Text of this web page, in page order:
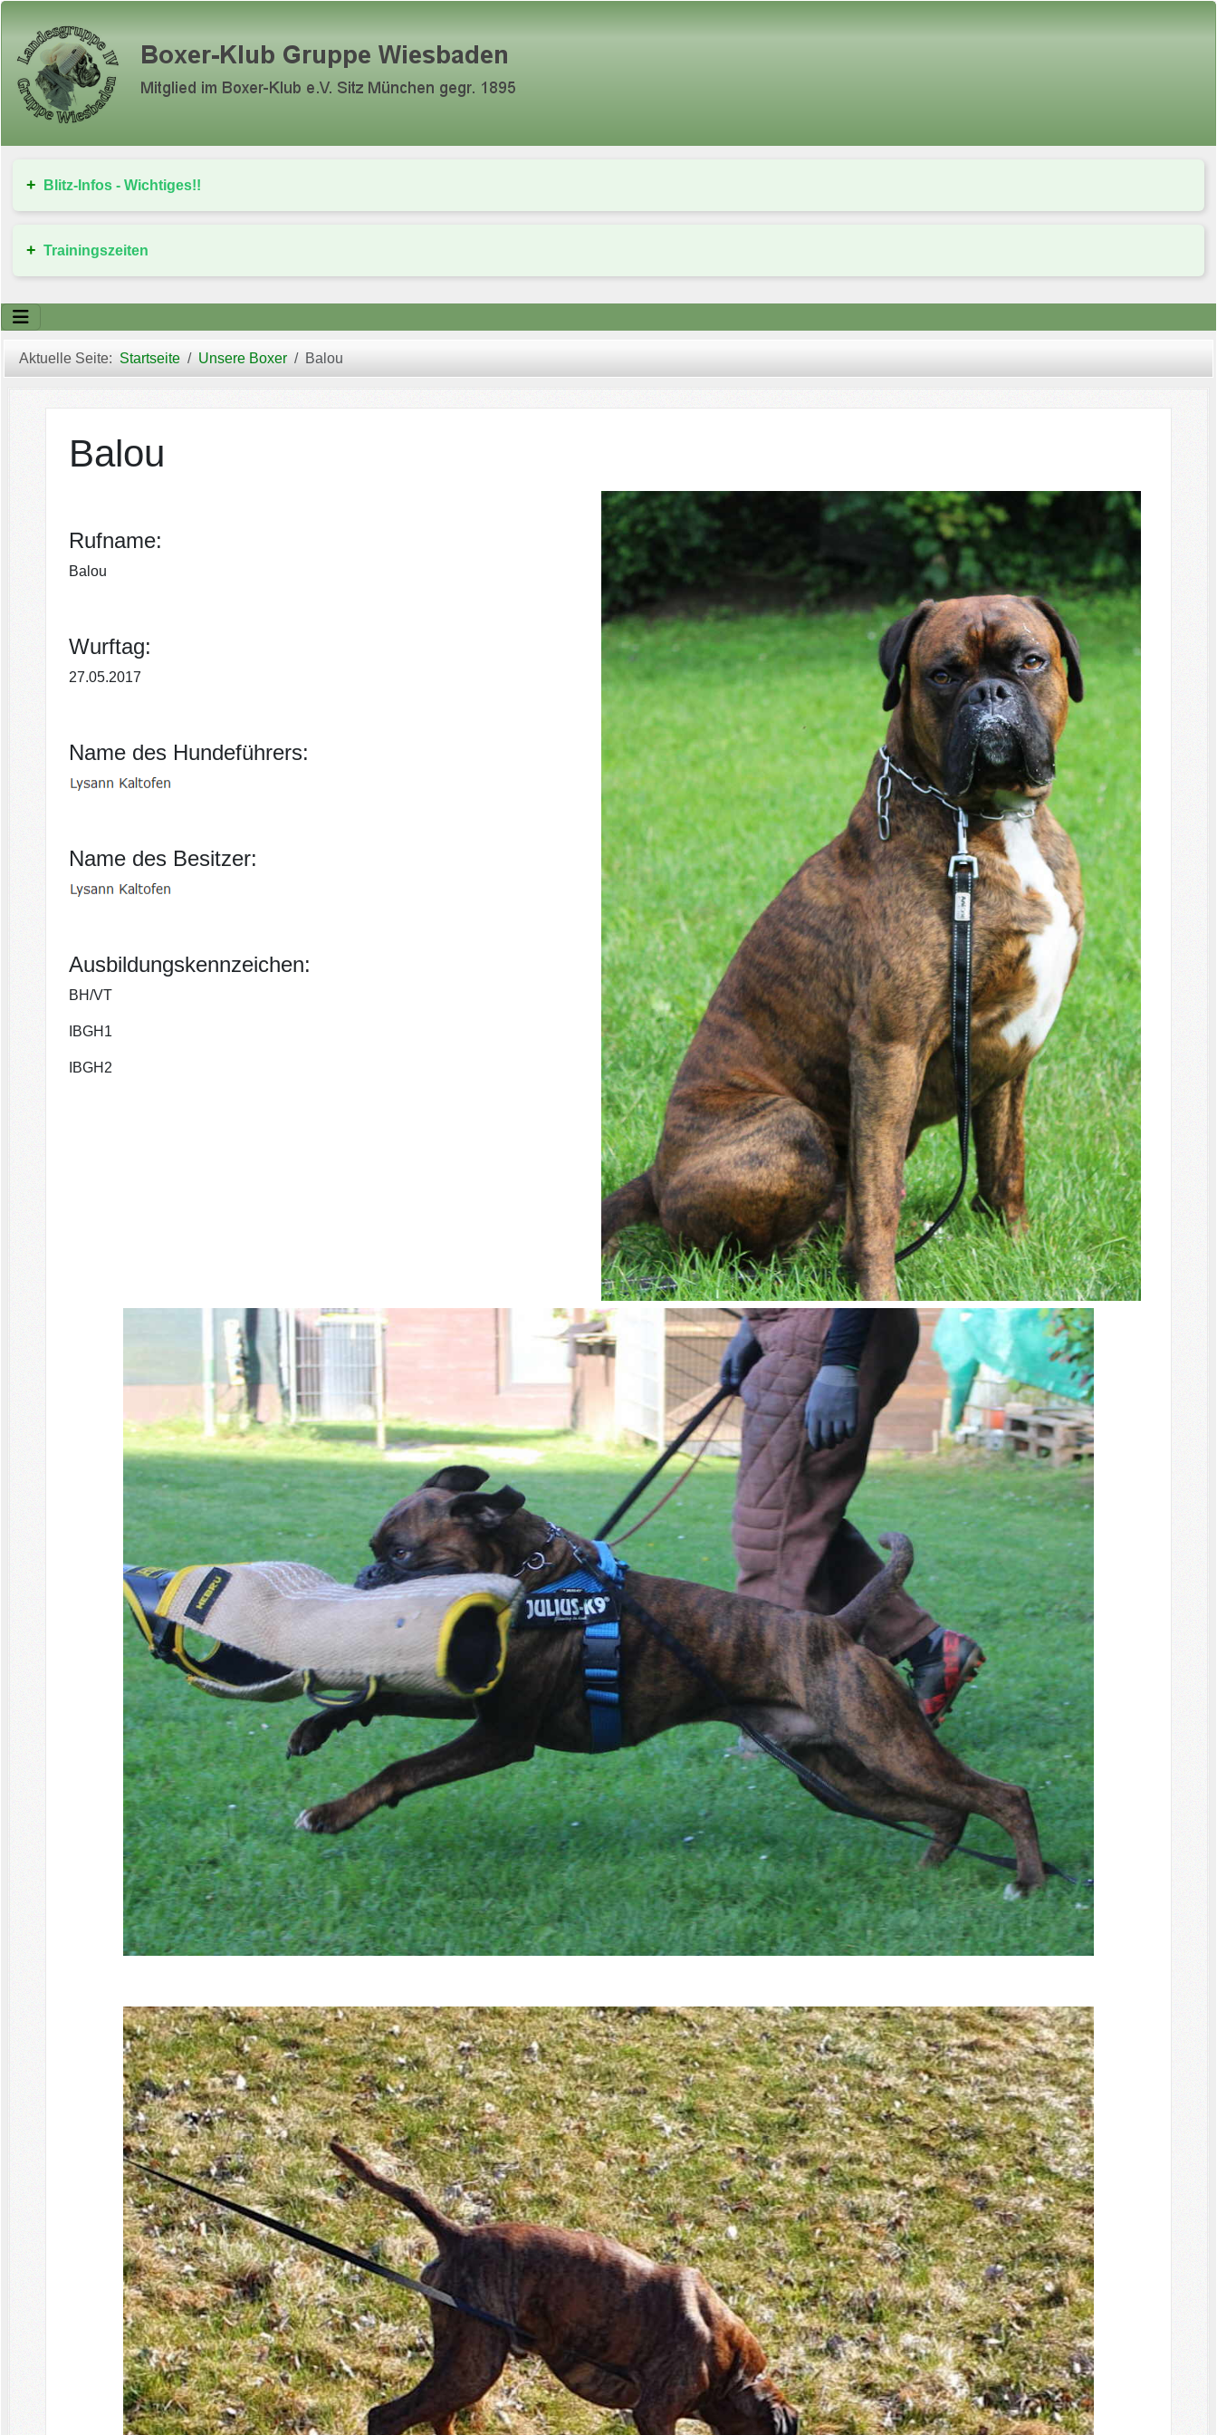
Blitz-Infos - Wichtiges!!
Trainingszeiten
Aktuelle Seite: Startseite Unsere Boxer Balou
Balou
Rufname:
Balou
Wurftag:
27.05.2017
Name des Hundeführers:
Name des Besitzer:
Ausbildungskennzeichen:
BH/VT
IBGH1
IBGH2